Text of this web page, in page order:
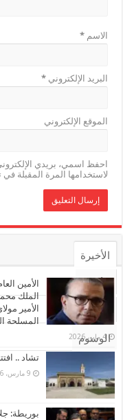
الاسم*
البريد الإلكتروني*
الموقع الإلكتروني
احفظ اسمي، بريدي
لاستخدامها المرة المقبلة في
الأخيرة
الأشهر
تعليقات
الوسوم
الأمين
الملك
الأمير
المسلحة
4 مايو، 2026
تشاد ..
9 مارس، 2026
بوريطة: